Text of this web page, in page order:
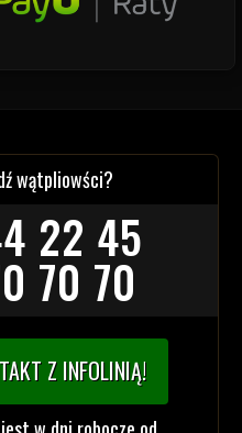
wątpliowści?
22 45
70 70
Z INFOLINIĄ!